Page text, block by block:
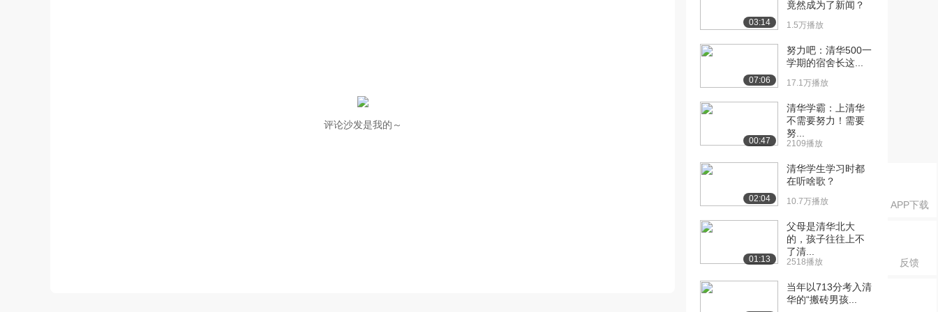
APP下载
反馈
评论沙发是我的～
03:14
竟然成为了新闻？
1.5万播放
07:06
努力吧：清华500一
学期的宿舍长这...
17.1万播放
00:47
清华学霸：上清华
不需要努力！需要
努...
2109播放
02:04
清华学生学习时都
在听啥歌？
10.7万播放
01:13
父母是清华北大
的，孩子往往上不
了清...
2518播放
当年以713分考入清
华的“搬砖男孩...